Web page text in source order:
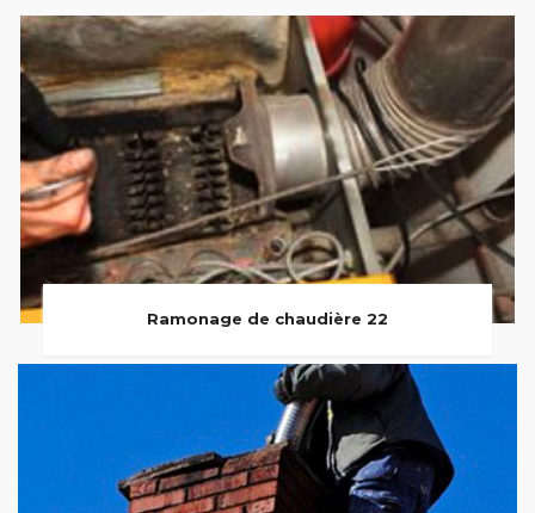
Ramonage de chaudière 22